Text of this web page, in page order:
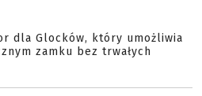
dla Glocków, który umożliwia
zamku bez trwałych